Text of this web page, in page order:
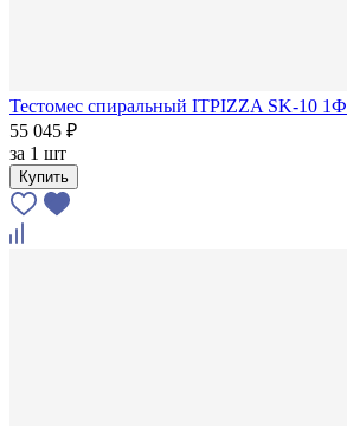
Тестомес спиральный ITPIZZA SK-10 1Ф
55 045 ₽
за 1 шт
Купить